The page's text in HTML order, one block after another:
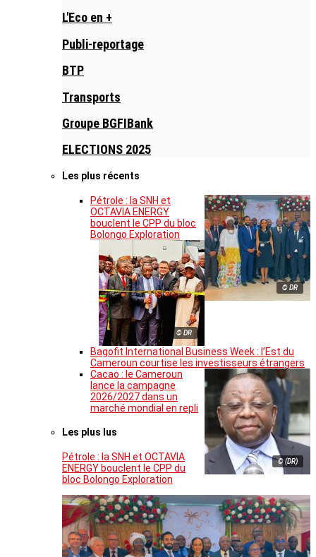
L'Eco en +
Publi-reportage
BTP
Transports
Groupe BGFIBank
ELECTIONS 2025
Les plus récents
© DR
Pétrole : la SNH et
OCTAVIA ENERGY
bouclent le CPP du bloc
Bolongo Exploration
© DR
Bagofit International Business Week : l’Est du
Cameroun courtise les investisseurs étrangers
© (DR)
Cacao : le Cameroun
lance la campagne
2026/2027 dans un
marché mondial en repli
Les plus lus
Pétrole : la SNH et OCTAVIA
ENERGY bouclent le CPP du
bloc Bolongo Exploration